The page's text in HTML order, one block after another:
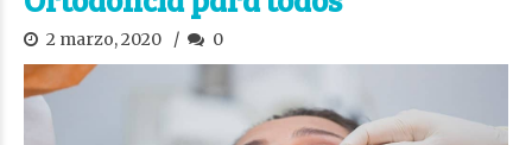
2 marzo, 2020 0